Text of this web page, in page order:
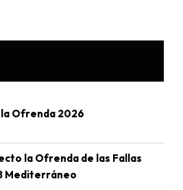
Ofrenda 2026
la Ofrenda de las Fallas
Mediterráneo